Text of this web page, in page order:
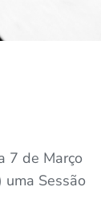
7 de Março
uma Sessão